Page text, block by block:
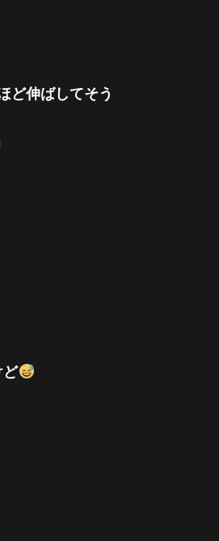
ど伸ばしてそう
ど